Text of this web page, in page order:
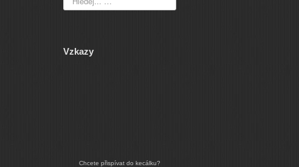
Vzkazy
Chcete přispívat do kecálku?